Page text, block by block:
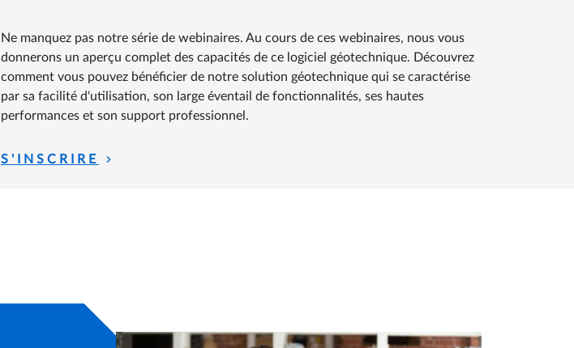
Ne manquez pas notre série de webinaires. Au cours de ces webinaires, nous vous
donnerons un aperçu complet des capacités de ce logiciel géotechnique. Découvrez
comment vous pouvez bénéficier de notre solution géotechnique qui se caractérise
par sa facilité d'utilisation, son large éventail de fonctionnalités, ses hautes
performances et son support professionnel.
S'INSCRIRE